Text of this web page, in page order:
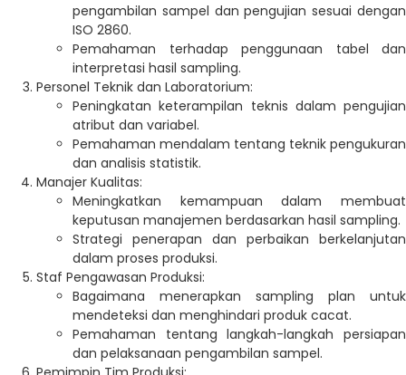
pengambilan sampel dan pengujian sesuai dengan
ISO 2860.
Pemahaman terhadap penggunaan tabel dan
interpretasi hasil sampling.
Personel Teknik dan Laboratorium:
Peningkatan keterampilan teknis dalam pengujian
atribut dan variabel.
Pemahaman mendalam tentang teknik pengukuran
dan analisis statistik.
Manajer Kualitas:
Meningkatkan kemampuan dalam membuat
keputusan manajemen berdasarkan hasil sampling.
Strategi penerapan dan perbaikan berkelanjutan
dalam proses produksi.
Staf Pengawasan Produksi:
Bagaimana menerapkan sampling plan untuk
mendeteksi dan menghindari produk cacat.
Pemahaman tentang langkah-langkah persiapan
dan pelaksanaan pengambilan sampel.